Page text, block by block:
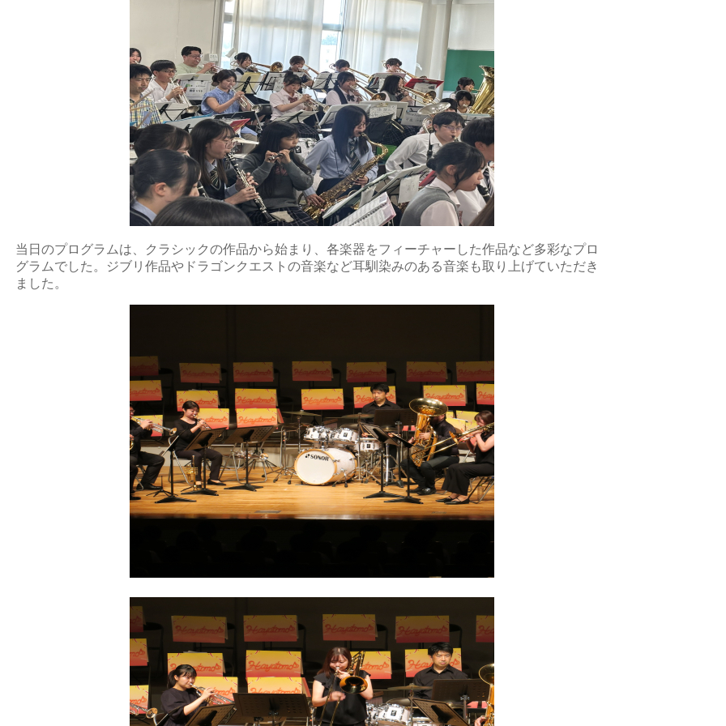
当日のプログラムは、クラシックの作品から始まり、各楽器をフィーチャーした作品など多彩なプロ
グラムでした。ジブリ作品やドラゴンクエストの音楽など耳馴染みのある音楽も取り上げていただき
ました。